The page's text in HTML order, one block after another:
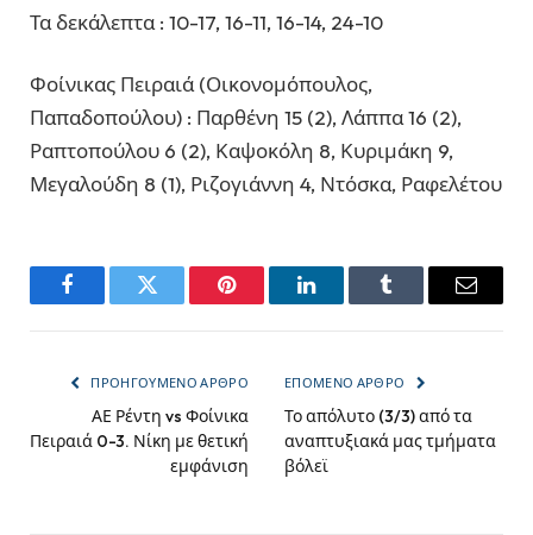
Τα δεκάλεπτα : 10-17, 16-11, 16-14, 24-10
Φοίνικας Πειραιά (Οικονομόπουλος,
Παπαδοπούλου) : Παρθένη 15 (2), Λάππα 16 (2),
Ραπτοπούλου 6 (2), Καψοκόλη 8, Κυριμάκη 9,
Μεγαλούδη 8 (1), Ριζογιάννη 4, Ντόσκα, Ραφελέτου
FacebookTwitter Pinterest LinkedInTumblr Email
ΠΡΟΗΓΟΎΜΕΝΟ ΆΡΘΡΟ
ΑΕ Ρέντη vs Φοίνικα
Πειραιά 0-3. Νίκη με θετική
εμφάνιση
ΕΠΌΜΕΝΟ ΆΡΘΡΟ
Το απόλυτο (3/3) από τα
αναπτυξιακά μας τμήματα
βόλεϊ